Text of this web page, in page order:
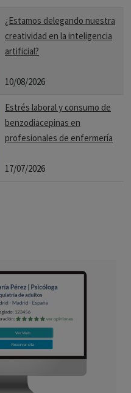
¿Estamos delegando nuestra
creatividad en la inteligencia
artificial?
10/08/2026
Estrés laboral y consumo de
benzodiacepinas en
profesionales de enfermería
17/07/2026